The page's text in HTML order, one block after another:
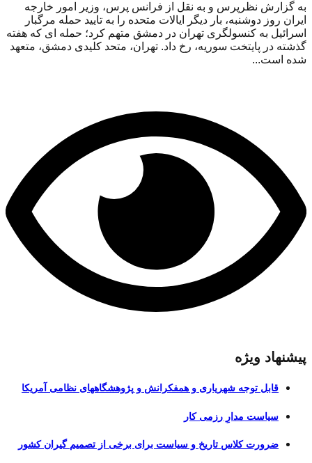
به گزارش نظرپرس و به نقل از فرانس پرس، وزیر امور خارجه
ایران روز دوشنبه، بار دیگر ایالات متحده را به تایید حمله مرگبار
اسرائیل به کنسولگری تهران در دمشق متهم کرد؛ حمله ای که هفته
گذشته در پایتخت سوریه، رخ داد. تهران، متحد کلیدی دمشق، متعهد
شده است...
پیشنهاد ویژه
قابل توجه شهریاری و همفکرانش و پژوهشگاههای نظامی آمریکا
سیاست مدارِ رزمی کار
ضرورت کلاس تاریخ و سیاست برای برخی از تصمیم گیران کشور